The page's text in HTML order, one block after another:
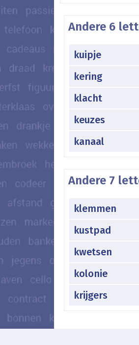
Andere 6
kuipje
kering
klacht
keuzes
kanaal
Andere 7
klemmen
kustpad
kwetsen
kolonie
krijgers